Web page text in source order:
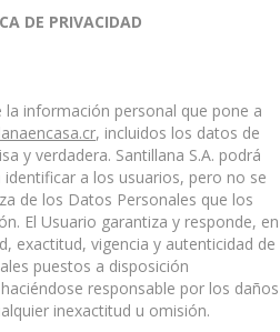
DE PRIVACIDAD
la información personal que pone a
, incluidos los datos de
y verdadera. Santillana S.A. podrá
a los usuarios, pero no se
de los Datos Personales que los
El Usuario garantiza y responde, en
exactitud, vigencia y autenticidad de
puestos a disposición
responsable por los daños
inexactitud u omisión.